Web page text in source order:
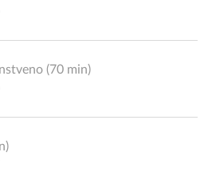
(70 min)